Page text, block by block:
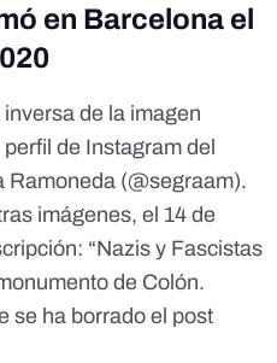
en Barcelona el
de la imagen
de Instagram del
Ramoneda (@segraam).
imágenes, el 14 de
“Nazis y Fascistas
de Colón.
se ha borrado el post